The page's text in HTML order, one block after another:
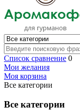
Список сравнение 0
Мои желания
Моя корзина
Все категории
Все категории